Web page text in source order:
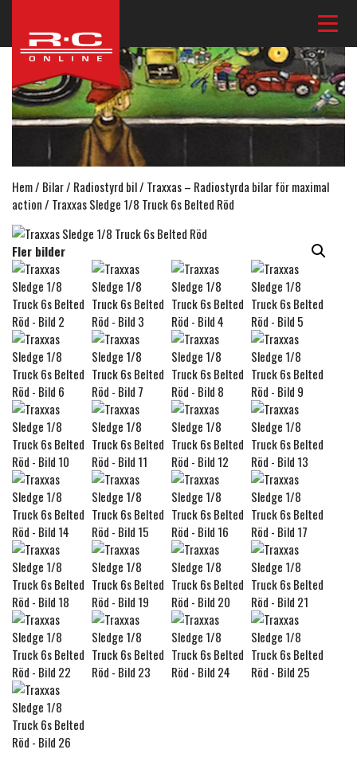
Hem/ Bilar/ Radiostyrd bil/ Traxxas – Radiostyrda bilar för maximal
action/ Traxxas Sledge 1/8 Truck 6s Belted Röd
Fler bilder